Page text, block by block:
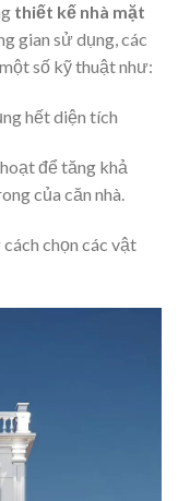
thiết kế nhà mặt
gian sử dụng, các
số kỹ thuật như:
hết diện tích
để tăng khả
của căn nhà.
chọn các vật